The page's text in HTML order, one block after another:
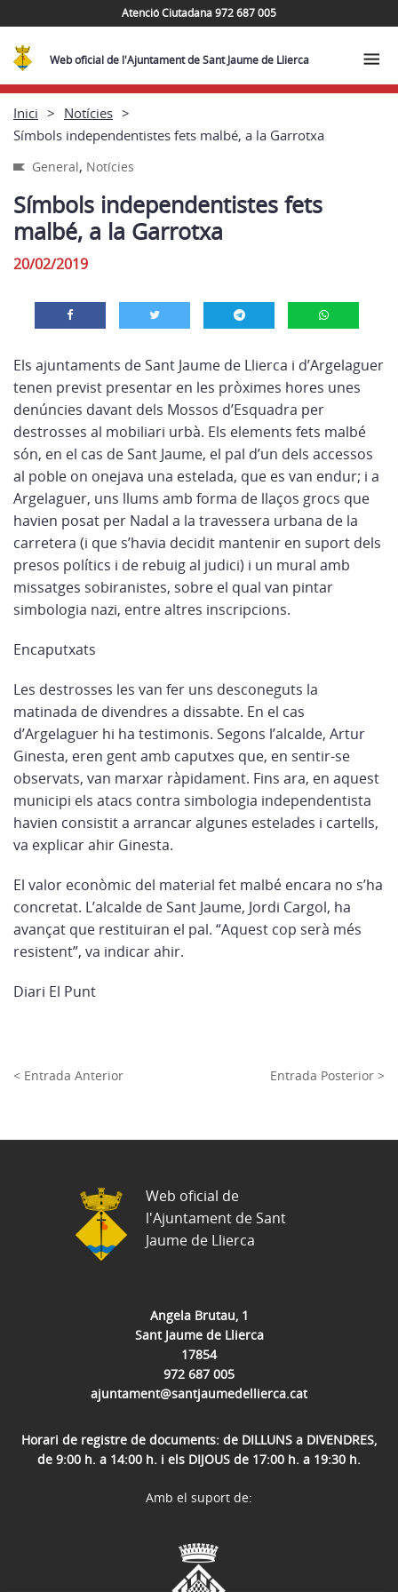
Atenció Ciutadana 972 687 005
Web oficial de l'Ajuntament de Sant Jaume de Llierca
Inici
Notícies
Símbols independentistes fets malbé, a la Garrotxa
General, Notícies
Símbols independentistes fets
malbé, a la Garrotxa
20/02/2019
Els ajuntaments de Sant Jaume de Llierca i d’Argelaguer
tenen previst presentar en les pròximes hores unes
denúncies davant dels Mossos d’Esquadra per
destrosses al mobiliari urbà. Els elements fets malbé
són, en el cas de Sant Jaume, el pal d’un dels accessos
al poble on onejava una estelada, que es van endur; i a
Argelaguer, uns llums amb forma de llaços grocs que
havien posat per Nadal a la travessera urbana de la
carretera (i que s’havia decidit mantenir en suport dels
presos polítics i de rebuig al judici) i un mural amb
missatges sobiranistes, sobre el qual van pintar
simbologia nazi, entre altres inscripcions.
Encaputxats
Les destrosses les van fer uns desconeguts la
matinada de divendres a dissabte. En el cas
d’Argelaguer hi ha testimonis. Segons l’alcalde, Artur
Ginesta, eren gent amb caputxes que, en sentir-se
observats, van marxar ràpidament. Fins ara, en aquest
municipi els atacs contra simbologia independentista
havien consistit a arrancar algunes estelades i cartells,
va explicar ahir Ginesta.
El valor econòmic del material fet malbé encara no s’ha
concretat. L’alcalde de Sant Jaume, Jordi Cargol, ha
avançat que restituiran el pal. “Aquest cop serà més
resistent”, va indicar ahir.
Diari El Punt
< Entrada Anterior Entrada Posterior >
Angela Brutau, 1
Sant Jaume de Llierca
17854
972 687 005
ajuntament@santjaumedellierca.cat
Horari de registre de documents: de DILLUNS a DIVENDRES,
de 9:00 h. a 14:00 h. i els DIJOUS de 17:00 h. a 19:30 h.
Web oficial de
l'Ajuntament de Sant
Jaume de Llierca
Amb el suport de: